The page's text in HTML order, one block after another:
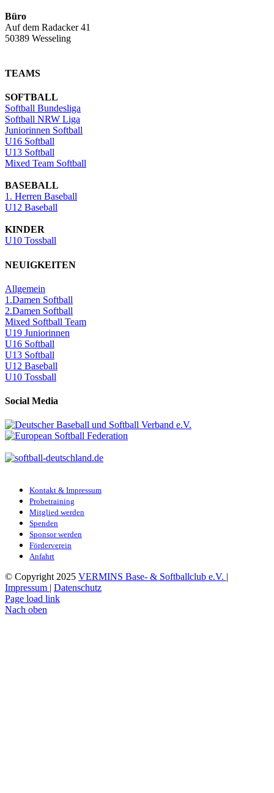
Büro
Auf dem Radacker 41
50389 Wesseling
TEAMS
SOFTBALL
Softball Bundesliga
Softball NRW Liga
Juniorinnen Softball
U16 Softball
U13 Softball
Mixed Team Softball
BASEBALL
1. Herren Baseball
U12 Baseball
KINDER
U10 Tossball
NEUIGKEITEN
Allgemein
1.Damen Softball
2.Damen Softball
Mixed Softball Team
U19 Juniorinnen
U16 Softball
U13 Softball
U12 Baseball
U10 Tossball
Social Media
Kontakt & Impressum
Probetraining
Mitglied werden
Spenden
Sponsor werden
Förderverein
Anfahrt
© Copyright 2025 VERMINS Base- & Softballclub e.V.
Impressum
Datenschutz
Page load link
Nach oben